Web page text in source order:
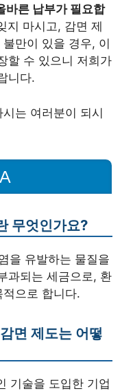
바른 납부가 필요합
지 마시고, 감면 제
만이 있을 경우, 이
할 수 있으니 저희가
니다.
는 여러분이 되시
무엇인가요?
을 유발하는 물질을
과되는 세금으로, 환
으로 합니다.
면 제도는 어떻
기술을 도입한 기업